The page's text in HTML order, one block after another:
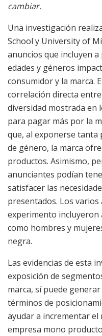
cambiar.
Una investigación
School y University of
anuncios que incluyen
edades y géneros
consumidor y la marca.
correlación directa
diversidad mostrada en
para pagar más por la
que, al exponerse tanta
de género, la marca
productos. Asimismo,
anunciantes podían
satisfacer las
presentados. Los
experimento incluyeron
como hombres y
negra.
Las evidencias de esta
exposición de
marca, sí puede
términos de
ayudar a incrementar
empresa mono